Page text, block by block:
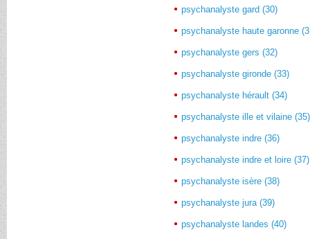
psychanalyste gard (30)
psychanalyste haute garonne
psychanalyste gers (32)
psychanalyste gironde (33)
psychanalyste hérault (34)
psychanalyste ille et vilaine (35)
psychanalyste indre (36)
psychanalyste indre et loire (37)
psychanalyste isère (38)
psychanalyste jura (39)
psychanalyste landes (40)